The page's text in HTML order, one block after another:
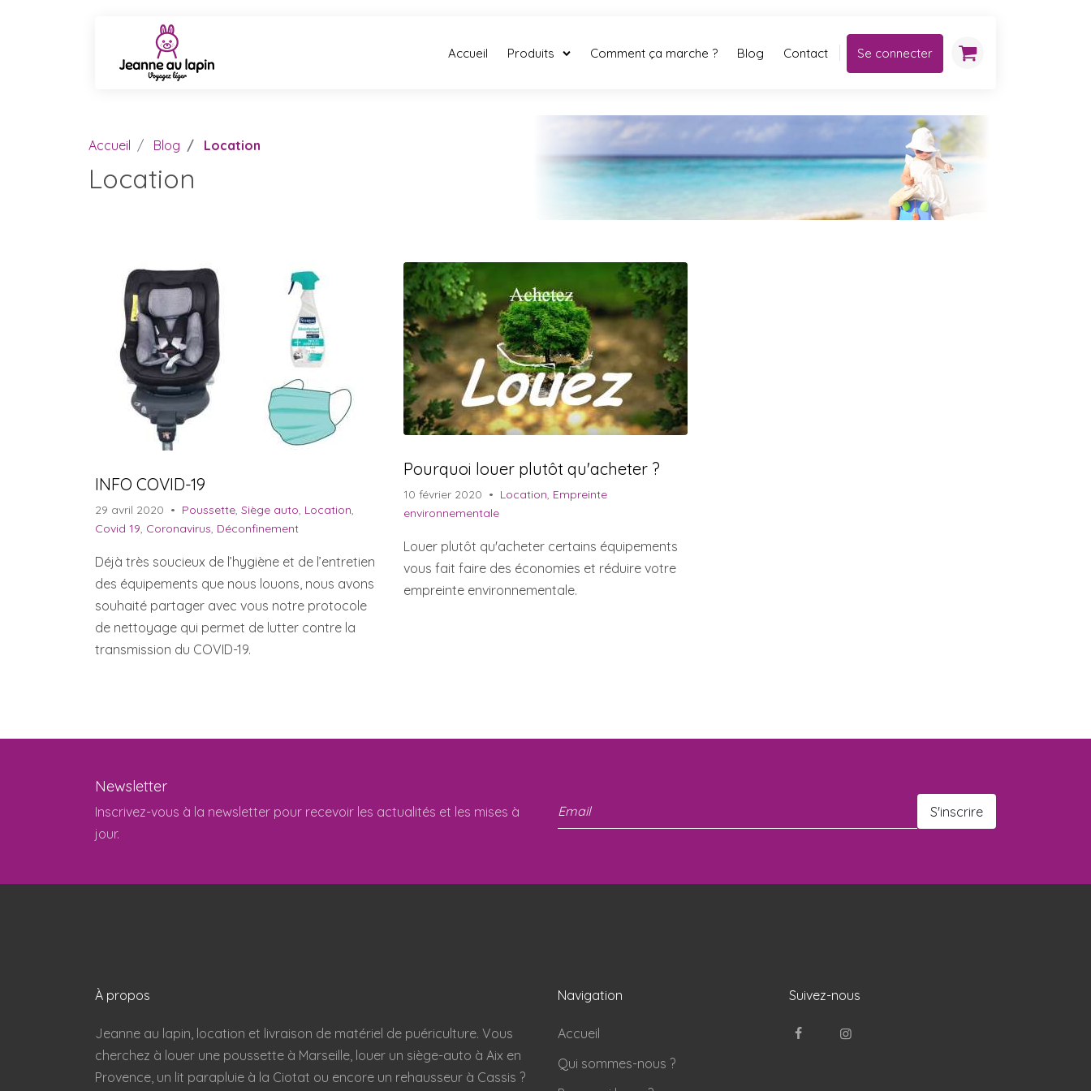
Accueil Produits Comment ça marche ? Blog Contact Se connecter
Accueil Blog Location
Location
INFO COVID-19
29 avril 2020 • Poussette, Siège auto, Location,
Covid 19, Coronavirus, Déconfinement
Déjà très soucieux de l’hygiène et de l’entretien
des équipements que nous louons, nous avons
souhaité partager avec vous notre protocole
de nettoyage qui permet de lutter contre la
transmission du COVID-19.
Pourquoi louer plutôt qu'acheter ?
10 février 2020 • Location, Empreinte
environnementale
Louer plutôt qu'acheter certains équipements
vous fait faire des économies et réduire votre
empreinte environnementale.
Newsletter
Inscrivez-vous à la newsletter pour recevoir les actualités et les mises à
jour.
À propos
Jeanne au lapin, location et livraison de matériel de puériculture. Vous
cherchez à louer une poussette à Marseille, louer un siège-auto à Aix en
Provence, un lit parapluie à la Ciotat ou encore un rehausseur à Cassis ?
Navigation
Accueil
Qui sommes-nous ?
Suivez-nous